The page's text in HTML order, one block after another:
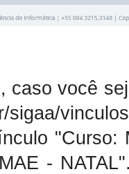
caso você
sigaa/
"Curso:
-